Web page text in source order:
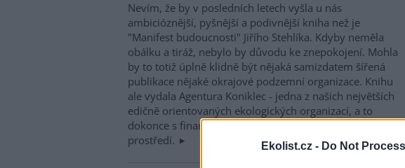
Ekolist.cz - Do Not
Nevím, že by v posledních letech vyšla u nás
ambicióznější, pyšnější a podivnější kniha než je
"Manifest budoucnosti" Jiřího Stehlíka. Kdyby neměla
obálku a tiráž, nebylo by důvodu ke znepokojení. Mohla
by to totiž úplně klidně být nějaká samizdatem šířená
publikace nějaké okrajové podzemní organizace. Knihu
ale vydala Agentura Koniklec - jedna z našich největších
edičně orientovaných ekologických organizací, a to
dokonce s finanční podporou Ministerstva životního
prostředí.